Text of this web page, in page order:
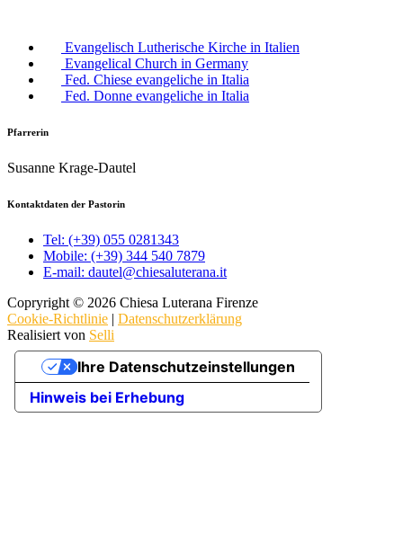
Evangelisch Lutherische Kirche in Italien
Evangelical Church in Germany
Fed. Chiese evangeliche in Italia
Fed. Donne evangeliche in Italia
Pfarrerin
Susanne Krage-Dautel
Kontaktdaten der Pastorin
Tel: (+39) 055 0281343
Mobile: (+39) 344 540 7879
E-mail: dautel@chiesaluterana.it
Copryright © 2026 Chiesa Luterana Firenze
Cookie-Richtlinie | Datenschutzerklärung
Realisiert von Selli
Hinweis bei Erhebung
Ihre Datenschutzeinstellungen